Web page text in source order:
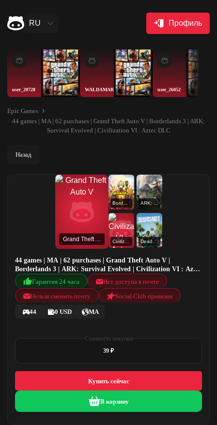
RU Профиль
user_20728 WALDAMAR user_26052
Epic Games
44 games | MA | 62 purchases | Grand Theft Auto V | Borderlands 3 | ARK:
Survival Evolved | Civilization VI : Aztec DLC
Назад
Grand Theft Auto V
Borderlands 3 ARK: Survival Evolved
Civilization VI : Aztec DLC Dead Island 2
44 games | MA | 62 purchases | Grand Theft Auto V |
Borderlands 3 | ARK: Survival Evolved | Civilization VI : Aztec
DLC Гарантия 24 часа
Нет доступа к почте
Нельзя сменить почту
Social Club привязан
44 0 USD MA
Стоимость покупки
39 ₽
Купить сейчас
В корзину